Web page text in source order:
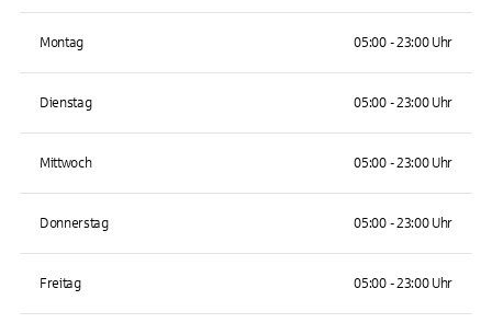
Montag 05:00 - 23:00 Uhr
Dienstag 05:00 - 23:00 Uhr
Mittwoch 05:00 - 23:00 Uhr
Donnerstag 05:00 - 23:00 Uhr
Freitag 05:00 - 23:00 Uhr